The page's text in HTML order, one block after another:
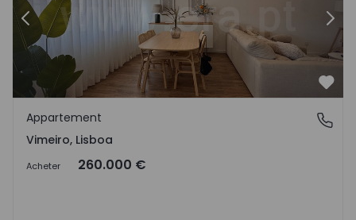
Précédent
Vimeiro, Lisboa
Appartement
Vimeiro, Lisboa
Acheter 260.000 €